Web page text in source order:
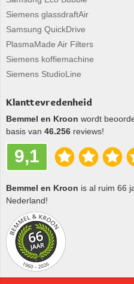
Siemens glassdraftAir
Samsung QuickDrive
PlasmaMade Air Filters
Siemens koffiemachine
Siemens StudioLine
Klanttevredenheid
Bemmel en Kroon wordt
basis van 46.256 reviews!
9,1
Bemmel en Kroon is al ruim 66
Nederland!